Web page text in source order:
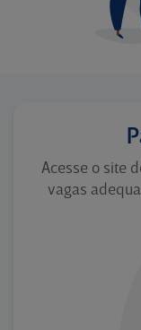
Acesse o site
vagas